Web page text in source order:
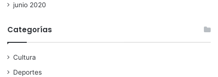
junio 2020
Categorías
Cultura
Deportes